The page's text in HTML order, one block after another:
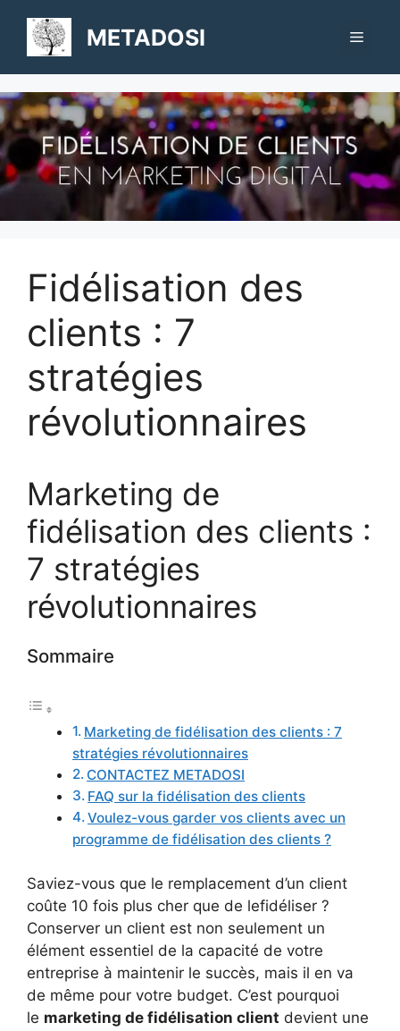
contenu
METADOSI Menu
Fidélisation des
clients : 7
stratégies
révolutionnaires
Marketing de
fidélisation des clients :
7 stratégies
révolutionnaires
Sommaire
Marketing de fidélisation des clients : 7
stratégies révolutionnaires
CONTACTEZ METADOSI
FAQ sur la fidélisation des clients
Voulez-vous garder vos clients avec un
programme de fidélisation des clients ?
Saviez-vous que le remplacement d’un client
coûte 10 fois plus cher que de lefidéliser ?
Conserver un client est non seulement un
élément essentiel de la capacité de votre
entreprise à maintenir le succès, mais il en va
de même pour votre budget. C’est pourquoi
le marketing de fidélisation client devient une